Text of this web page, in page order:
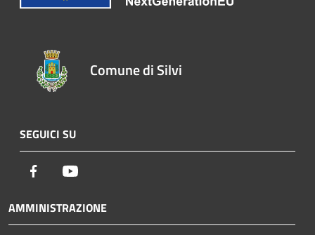
Comune di Silvi
SEGUICI SU
Facebook
AMMINISTRAZIONE